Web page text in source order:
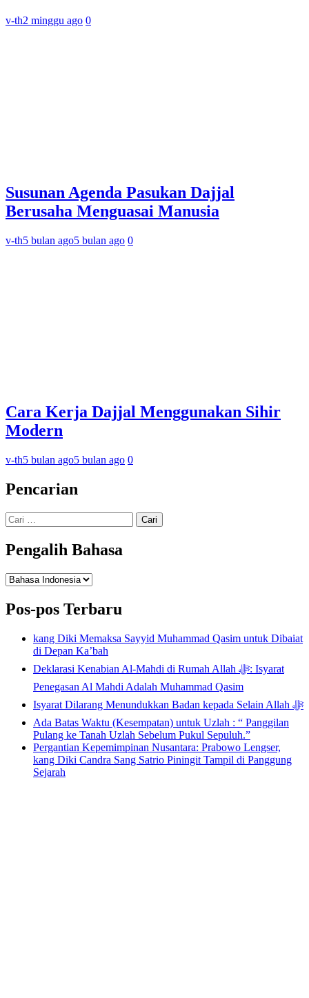
v-th2 minggu ago 0
Susunan Agenda Pasukan Dajjal
Berusaha Menguasai Manusia
v-th5 bulan ago5 bulan ago 0
Cara Kerja Dajjal Menggunakan Sihir
Modern
v-th5 bulan ago5 bulan ago 0
Pencarian
Cari
untuk:
Pengalih Bahasa
Pengalih
Pos-pos Terbaru
kang Diki Memaksa Sayyid Muhammad Qasim untuk Dibaiat
di Depan Ka’bah
Deklarasi Kenabian Al-Mahdi di Rumah Allah ﷻ: Isyarat
Penegasan Al Mahdi Adalah Muhammad Qasim
Isyarat Dilarang Menundukkan Badan kepada Selain Allah ﷻ
Ada Batas Waktu (Kesempatan) untuk Uzlah : “ Panggilan
Pulang ke Tanah Uzlah Sebelum Pukul Sepuluh.”
Pergantian Kepemimpinan Nusantara: Prabowo Lengser,
kang Diki Candra Sang Satrio Piningit Tampil di Panggung
Sejarah